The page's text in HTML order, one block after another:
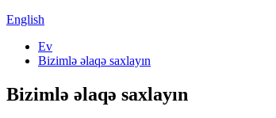
English
Ev
Bizimlə əlaqə saxlayın
Bizimlə əlaqə saxlayın